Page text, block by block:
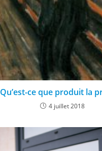
Qu’est-ce que produit la
4 juillet 2018